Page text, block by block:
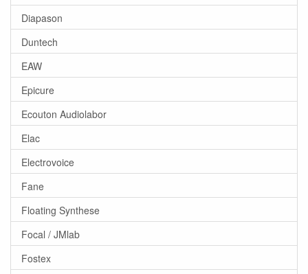
Diapason
Duntech
EAW
Epicure
Ecouton Audiolabor
Elac
Electrovoice
Fane
Floating Synthese
Focal / JMlab
Fostex